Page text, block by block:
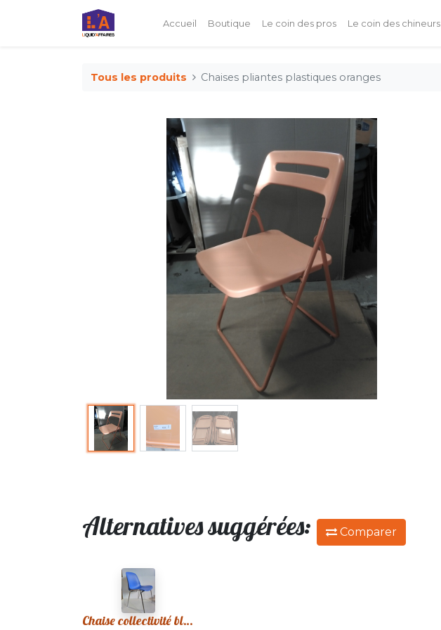
Accueil Boutique Le coin des pros Le coin des chineurs
Tous les produits Chaises pliantes plastiques oranges
Alternatives suggérées: Comparer
Chaise collectivité bleue